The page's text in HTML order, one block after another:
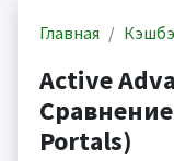
Главная
Active
Portals)